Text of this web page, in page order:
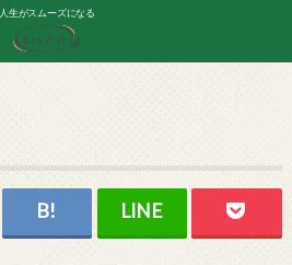
人生がスムーズになる